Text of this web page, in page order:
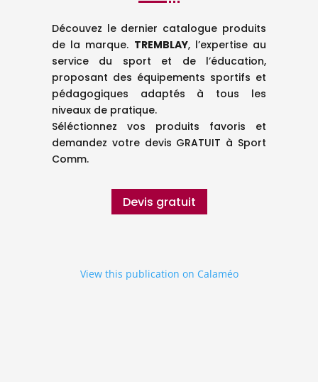
Découvez le dernier catalogue produits
de la marque. TREMBLAY, l’expertise au
service du sport et de l’éducation,
proposant des équipements sportifs et
pédagogiques adaptés à tous les
niveaux de pratique.
Séléctionnez vos produits favoris et
demandez votre devis GRATUIT à Sport
Comm.
Devis gratuit
View this publication on Calaméo